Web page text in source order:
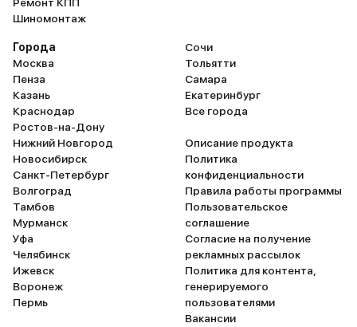
радует. Слушать приятно.
концертного зала, весь звук
направлен на тебя. Особенно
хорошо идёт классическая
музыка. Всем владельцам
рекомендую. Амортизация
регулируется. Если сломается, я
недавно задумался, то придётся
отдавать неслабую сумму за
новую. Надеюсь, прослужат
долго. Машина нигде не стучит,
не гремит и не тарахтит. Это –
Лексус. По-другому быть и не
может. Проходимость
вездеходная. Специально
заезжал в сугробы и грязищу.
Больше 160 км/ч не ездил. За то
был на Лексусе везде – и на
слышу, то есть реально
ничего, даже двух
прошел, но по расходу
литра на сотню. Это
50/50 город – трасса. На сегодня
я вижу в машине одни
достоинства: мощная,
динамичная,
прекрасно, тормозит по
малейшему сигналу. Ну
пончики, до некоторых
ещё не добрались руки:
(не пробовал, ибо не
особого), камеры
обзора, шикарная
Ремонт КПП
Шиномонтаж
Города
Москва
Пенза
Казань
Краснодар
Ростов-на-Дону
Нижний Новгород
Новосибирск
Санкт-Петербург
Волгоград
Тамбов
Мурманск
Уфа
Челябинск
Ижевск
Воронеж
Пермь
Сочи
Тольятти
Самара
Екатеринбург
Все города
Описание продукта
Политика
конфиденциальности
Правила работы программы
Пользовательское
соглашение
Согласие на получение
рекламных рассылок
Политика для контента,
генерируемого
пользователями
Вакансии